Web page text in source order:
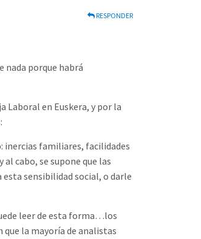
RESPONDER
nada porque habrá
Laboral en Euskera, y por la
inercias familiares, facilidades
cabo, se supone que las
sensibilidad social, o darle
leer de esta forma…los
la mayoría de analistas